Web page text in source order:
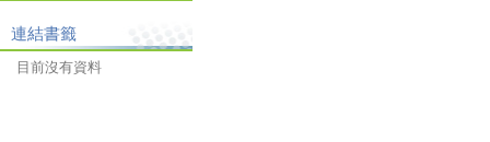
連結書籤
目前沒有資料